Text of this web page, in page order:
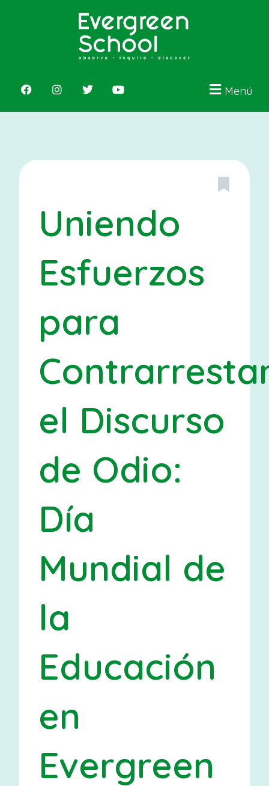
Menú
Uniendo
Esfuerzos
para
el Discurso
de Odio:
Día
Mundial de
la
Educación
en
Evergreen